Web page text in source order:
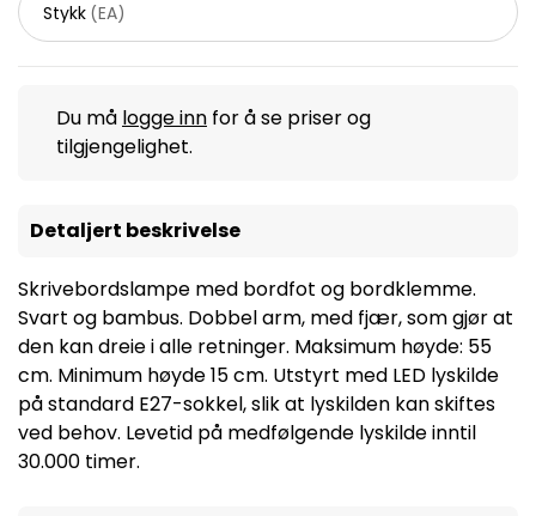
Stykk (EA)
Du må logge inn for å se priser og
tilgjengelighet.
Detaljert beskrivelse
Skrivebordslampe med bordfot og bordklemme.
Svart og bambus. Dobbel arm, med fjær, som gjør at
den kan dreie i alle retninger. Maksimum høyde: 55
cm. Minimum høyde 15 cm. Utstyrt med LED lyskilde
på standard E27-sokkel, slik at lyskilden kan skiftes
ved behov. Levetid på medfølgende lyskilde inntil
30.000 timer.